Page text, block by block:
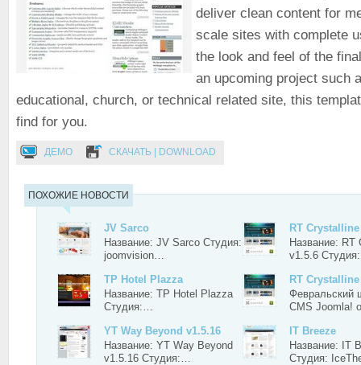
deliver clean content for
scale sites with complete
the look and feel of the
an upcoming project such
educational, church, or technical related site, this
find for you.
ДЕМО СКАЧАТЬ | DOWNLOAD
ПОХОЖИЕ НОВОСТИ
JV Sarco
Название: JV Sarco Студия:
joomvision…
RT
Название: RT
v1.5.6
TP Hotel Plazza
Название: TP Hotel Plazza
Студия:…
RT Crystalline
Февральский
CMS Joomla!
YT Way Beyond v1.5.16
Название: YT Way Beyond
v1.5.16 Студия:…
IT Breeze
Название: IT
Студия: